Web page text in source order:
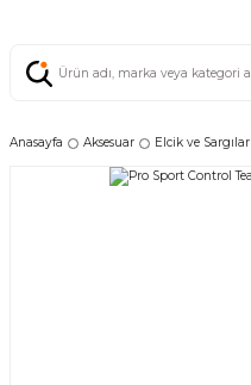
Anasayfa Aksesuar Elcik ve Sargılar